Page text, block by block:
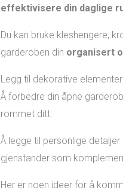
effektivisere din daglige
Du kan bruke kleshengere,
garderoben din organisert
Legg til dekorative elementer
Å forbedre din åpne
rommet ditt.
Å legge til personlige
gjenstander som
Her er noen ideer for å